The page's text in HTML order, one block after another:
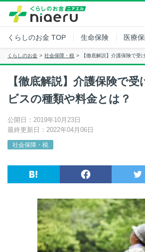
くらしのお金 TOP 生命保険 医療
くらしのお金 社会保障・税 【徹底解説】介護保険で受
【徹底解説】介護保険で
ビスの種類や料金とは？
公開日：2019年10月23日
最終更新日：2022年04月06日
社会保障・税